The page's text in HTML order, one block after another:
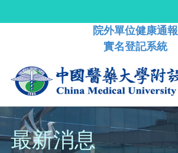
院外單位健康通報
實名登記系統
最新消息